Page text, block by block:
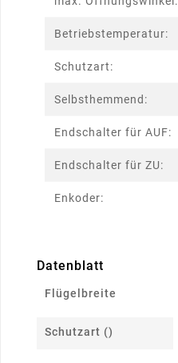
Betriebstemperatur:
Schutzart:
Selbsthemmend:
Endschalter für AUF:
Endschalter für ZU:
Enkoder:
Datenblatt
Flügelbreite
Schutzart ()